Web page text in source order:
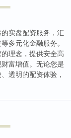
实盘配资服务，汇
多元化金融服务。
理念，提供安全高
富增值。无论您是
透明的配资体验，